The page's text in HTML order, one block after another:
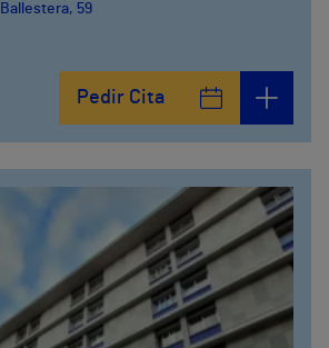
59
Pedir Cita